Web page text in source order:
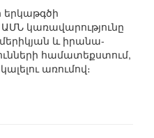
երկաթգծի
կառավարությունը
և իրանա-
համատեքստում,
առումով։